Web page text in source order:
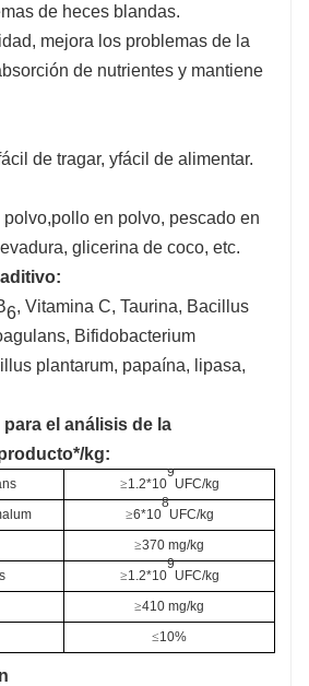
de heces blandas.
mejora los problemas de la
de nutrientes y mantiene
de tragar, yfácil de alimentar.
polvo,pollo en polvo, pescado en
glicerina de coco, etc.
6, Vitamina C, Taurina, Bacillus
Bifidobacterium
plantarum, papaína, lipasa,
el análisis de la
kg:
≥1.2*10
9
UFC/kg
≥6*10
8
UFC/kg
≥370 mg/kg
≥1.2*10
9
UFC/kg
≥410 mg/kg
≤10%